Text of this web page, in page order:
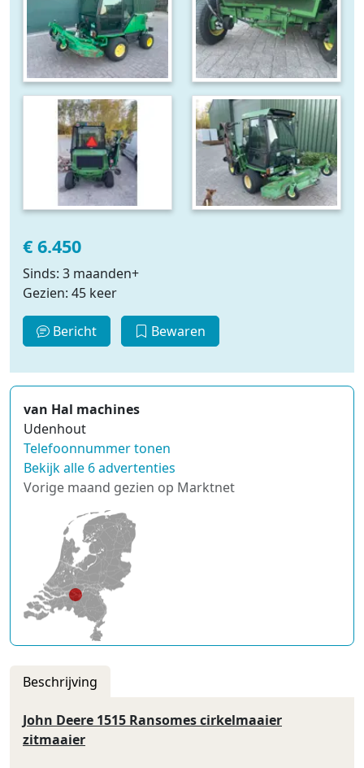
€ 6.450
Sinds: 3 maanden+
Gezien: 45 keer
Bericht Bewaren
van Hal machines
Udenhout
Telefoonnummer tonen
Bekijk alle 6 advertenties
Vorige maand gezien op Marktnet
Beschrijving
John Deere 1515 Ransomes cirkelmaaier
zitmaaier